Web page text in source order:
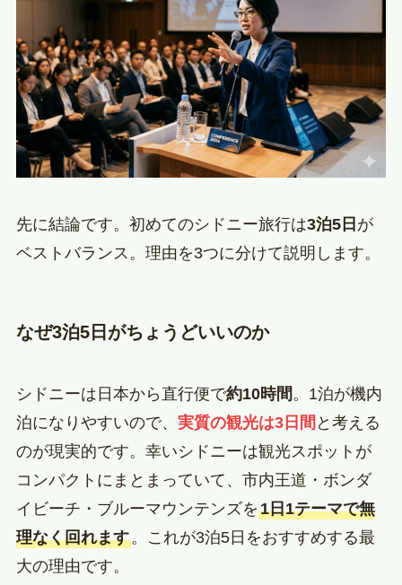
先に結論です。初めてのシドニー旅行は3泊5日 が
ベストバランス。理由を3つに分けて説明します。
なぜ3泊5日がちょうどいいのか
シドニーは日本から直行便で約10時間。1泊が機内
泊になりやすいので、 実質の観光は3日間 と考える
のが現実的です。幸いシドニーは観光スポットが
コンパクトにまとまっていて、市内王道・ボンダ
イビーチ・ブルーマウンテンズを1日1テーマで無
理なく回れます。これが3泊5日をおすすめする最
大の理由です。